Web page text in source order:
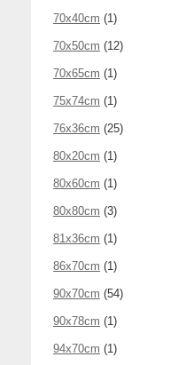
70x40cm (1)
70x50cm (12)
70x65cm (1)
75x74cm (1)
76x36cm (25)
80x20cm (1)
80x60cm (1)
80x80cm (3)
81x36cm (1)
86x70cm (1)
90x70cm (54)
90x78cm (1)
94x70cm (1)